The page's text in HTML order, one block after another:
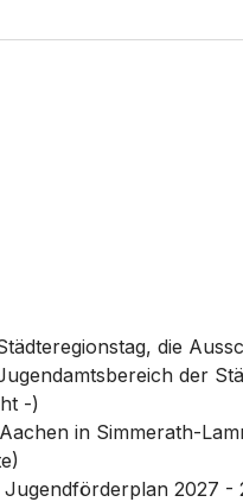
die
der
-)
in Simmerath-
2027 -